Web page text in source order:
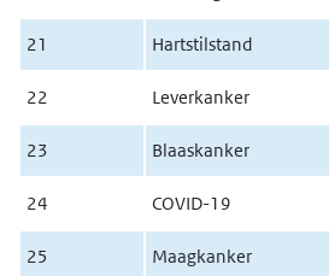
21 Hartstilstand
22 Leverkanker
23 Blaaskanker
24 COVID-19
25 Maagkanker